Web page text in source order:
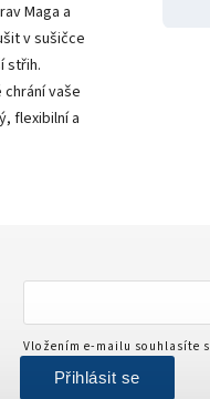
Maga a
v sušičce
střih.
vaše
flexibilní a
Vložením e-mailu souhlasíte s
Přihlásit se